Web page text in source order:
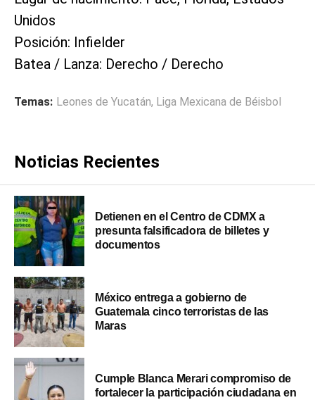
Unidos
Posición: Infielder
Batea / Lanza: Derecho / Derecho
Temas: Leones de Yucatán, Liga Mexicana de Béisbol
Noticias Recientes
Detienen en el Centro de CDMX a
presunta falsificadora de billetes y
documentos
México entrega a gobierno de
Guatemala cinco terroristas de las
Maras
Cumple Blanca Merari compromiso de
fortalecer la participación ciudadana en